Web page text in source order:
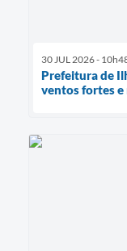
30 JUL 2026 -
Prefeitura de
ventos fortes e